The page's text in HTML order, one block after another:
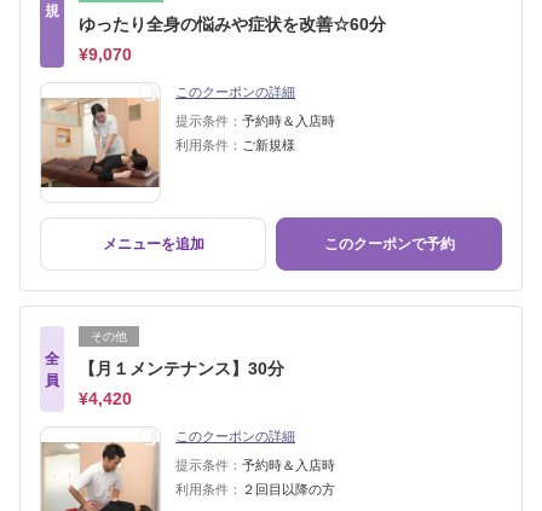
規
ゆったり全身の悩みや症状を改善☆60分
¥9,070
このクーポンの詳細
提示条件： 予約時＆入店時
利用条件： ご新規様
メニューを追加 このクーポンで予約
全
員
その他
【月１メンテナンス】30分
¥4,420
このクーポンの詳細
提示条件： 予約時＆入店時
利用条件：
２回目以降の方